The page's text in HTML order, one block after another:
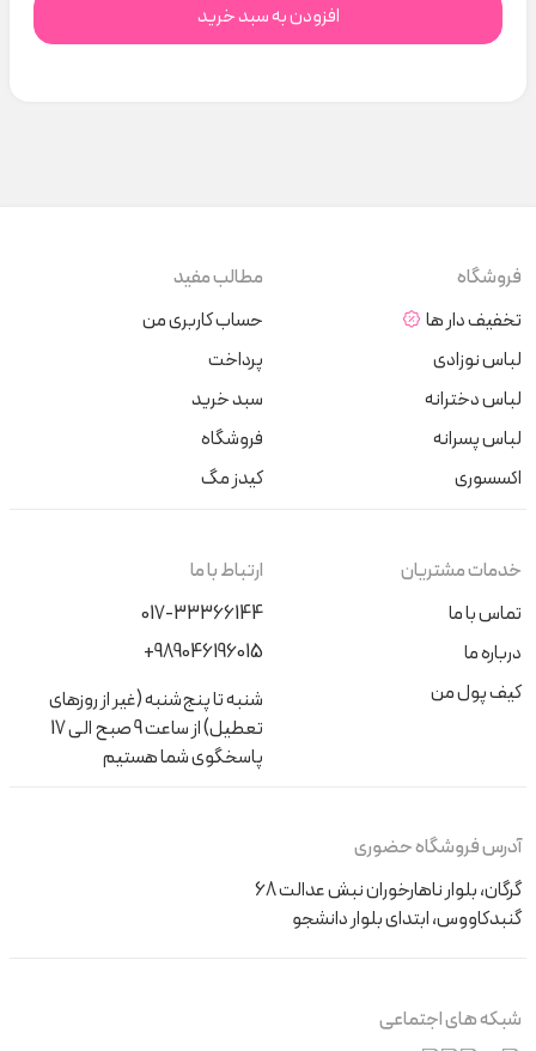
افزودن به سبد خرید
فروشگاه
تخفیف دار ها
لباس نوزادی
لباس دخترانه
لباس پسرانه
اکسسوری
مطالب مفید
حساب کاربری من
پرداخت
سبد خرید
فروشگاه
کیدز مگ
خدمات مشتریان
تماس با ما
درباره ما
کیف پول من
ارتباط با ما
017-33366144
+989046196015
شنبه تا پنج‌شنبه (غیر از روزهای
تعطیل) از ساعت 9 صبح الی 17
پاسخگوی شما هستیم
آدرس فروشگاه حضوری
گرگان، بلوار ناهارخوران نبش عدالت 68
گنبدکاووس، ابتدای بلوار دانشجو
شبکه های اجتماعی